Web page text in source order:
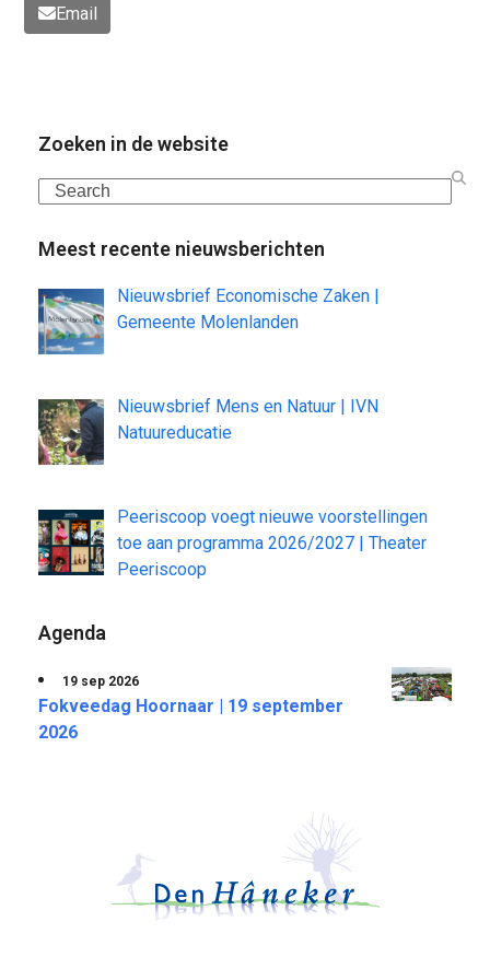
Email
Zoeken in de website
Search
Meest recente nieuwsberichten
Nieuwsbrief Economische Zaken |
Gemeente Molenlanden
Nieuwsbrief Mens en Natuur | IVN
Natuureducatie
Peeriscoop voegt nieuwe voorstellingen
toe aan programma 2026/2027 | Theater
Peeriscoop
Agenda
19 sep 2026
Fokveedag Hoornaar | 19 september
2026